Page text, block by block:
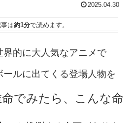
2025.04.30
は約1分で読めます。
界的に大人気なアニメで
ルに出てくる登場人物を
命でみたら、こんな命